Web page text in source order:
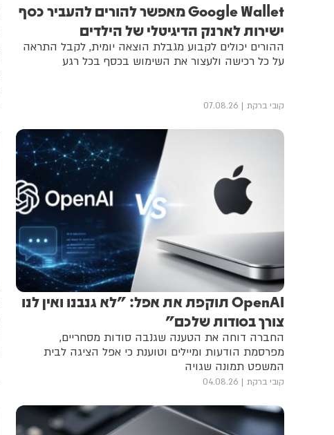
Google Wallet מאפשר להורים להעביר כסף
ישירות לארנק הדיגיטלי של הילדים
ההורים יכולים לקבוע מגבלת הוצאה יומית, לקבל התראה
על כל רכישה ולעצור את השימוש בכסף בכל רגע
קובי ברקת 07.08.26
OpenAI תוקפת את אפל: "לא גנבנו ואין לנו
צורך בסודות שלכם"
החברה דוחה את הטענה שגנבה סודות מסחריים,
מפרסמת הודעות ומיילים וטוענת כי אפל הציגה לבית
המשפט תמונה שגויה
קובי ברקת 04.08.26